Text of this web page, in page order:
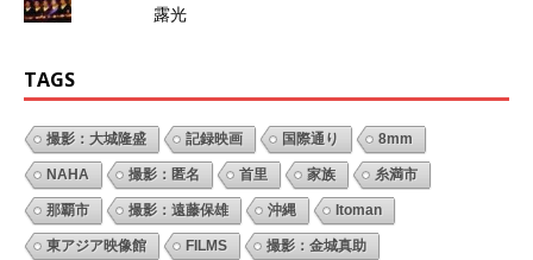
露光
TAGS
撮影：大城隆盛 記録映画 国際通り 8mm
NAHA 撮影：匿名 首里 家族 糸満市
那覇市 撮影：遠藤保雄 沖縄 Itoman
東アジア映像館 FILMS 撮影：金城真助